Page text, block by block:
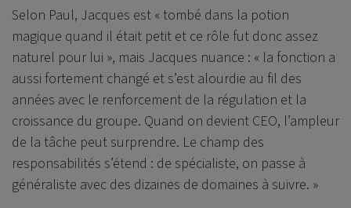
Selon Paul, Jacques est « tombé dans la potion
magique quand il était petit et ce rôle fut donc assez
naturel pour lui », mais Jacques nuance : « la fonction a
aussi fortement changé et s’est alourdie au fil des
années avec le renforcement de la régulation et la
croissance du groupe. Quand on devient CEO, l’ampleur
de la tâche peut surprendre. Le champ des
responsabilités s’étend : de spécialiste, on passe à
généraliste avec des dizaines de domaines à suivre. »